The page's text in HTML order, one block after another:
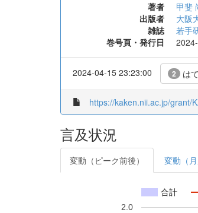
著者
甲斐
出版者
大阪
雑誌
若手
巻号頁・発行日
2024-04-15 23:23:00 2 は
https://kaken.nii.ac.jp/grant/
言及状況
変動（ピーク前後） 変動（月
合計
2.0